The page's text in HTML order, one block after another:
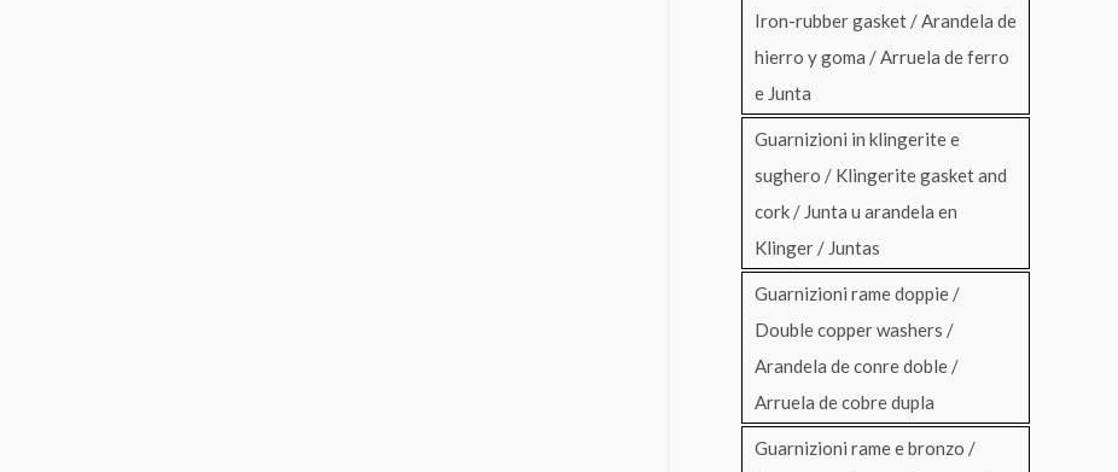
Iron-rubber gasket / Arandela de
hierro y goma / Arruela de ferro
e Junta
Guarnizioni in klingerite e
sughero / Klingerite gasket and
cork / Junta u arandela en
Klinger / Juntas
Guarnizioni rame doppie /
Double copper washers /
Arandela de conre doble /
Arruela de cobre dupla
Guarnizioni rame e bronzo /